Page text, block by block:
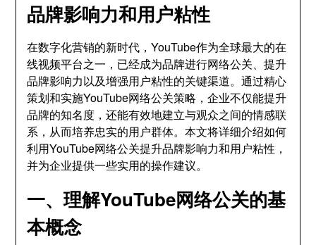
品牌影响力和用户粘性
在数字化营销的新时代，YouTube作为全球最大的在
线视频平台之一，已经成为品牌进行网络公关、提升
品牌影响力以及增强用户粘性的关键渠道。通过精心
策划和实施YouTube网络公关策略，企业不仅能提升
品牌的知名度，还能有效地建立与观众之间的情感联
系，从而培养忠实的用户群体。本文将详细介绍如何
利用YouTube网络公关提升品牌影响力和用户粘性，
并为企业提供一些实用的操作建议。
一、理解YouTube网络公关的基
本概念